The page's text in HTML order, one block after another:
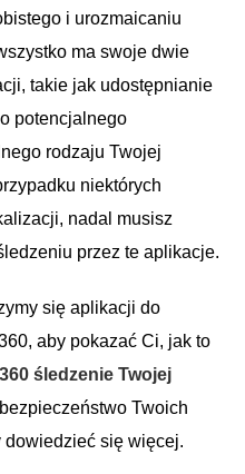
i urozmaicaniu
ma swoje dwie
takie jak udostępnianie
potencjalnego
rodzaju Twojej
niektórych
nadal musisz
przez te aplikacje.
się aplikacji do
aby pokazać Ci, jak to
śledzenie Twojej
Twoich
dowiedzieć się więcej.